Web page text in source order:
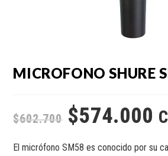
MICROFONO SHURE
$602.700 $574.000
El micrófono SM58 es conocido por su